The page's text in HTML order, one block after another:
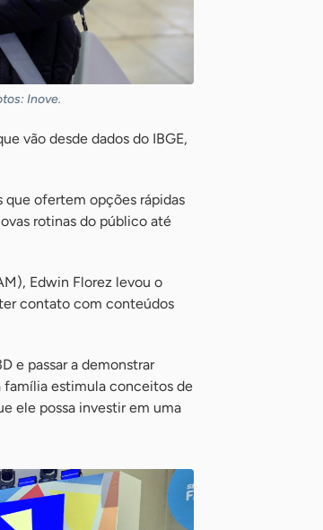
Inove.
vão desde dados do IBGE,
ofertem opções rápidas
rotinas do público até
Edwin Florez levou o
contato com conteúdos
e passar a demonstrar
família estimula conceitos de
ele possa investir em uma